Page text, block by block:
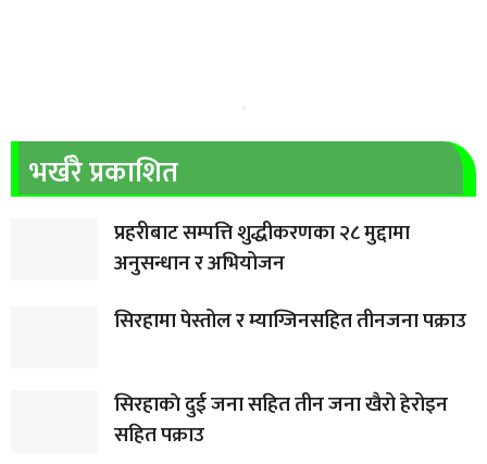
भर्खरै प्रकाशित
प्रहरीबाट सम्पत्ति शुद्धीकरणका २८ मुद्दामा
अनुसन्धान र अभियोजन
सिरहामा पेस्तोल र म्याग्जिनसहित तीनजना पक्राउ
सिरहाकाे दुई जना सहित तीन जना खैरो हेरोइन
सहित पक्राउ